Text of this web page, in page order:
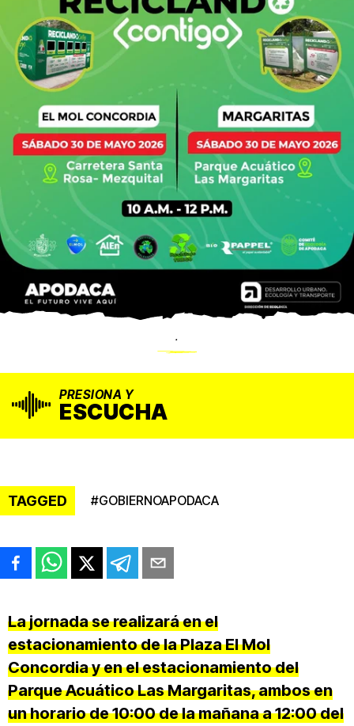
.
PRESIONA Y
ESCUCHA
TAGGED #GOBIERNOAPODACA
La jornada se realizará en el
estacionamiento de la Plaza El Mol
Concordia y en el estacionamiento del
Parque Acuático Las Margaritas, ambos en
un horario de 10:00 de la mañana a 12:00 del